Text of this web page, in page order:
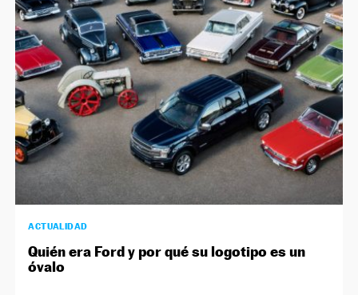
NEWSLETTER
SÍGUENOS
ACTUALIDAD
Quién era Ford y por qué su logotipo es un
óvalo